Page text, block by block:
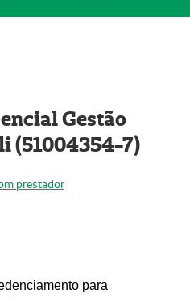
Gestão
(51004354-7)
prestador
para